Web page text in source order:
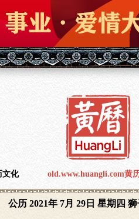
文化 old.www.huangli.com黄
公历 2021年 7月 29日 星期四